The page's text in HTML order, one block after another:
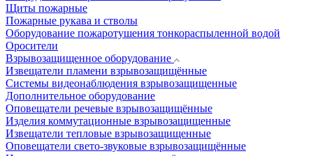
Щиты пожарные
Пожарные рукава и стволы
Оборудование пожаротушения тонкораспыленной водой
Оросители
Взрывозащищенное оборудование
Извещатели пламени взрывозащищённые
Системы видеонаблюдения взрывозащищенные
Дополнительное оборудование
Оповещатели речевые взрывозащищённые
Изделия коммутационные взрывозащищенные
Извещатели тепловые взрывозащищенные
Оповещатели свето-звуковые взрывозащищённые